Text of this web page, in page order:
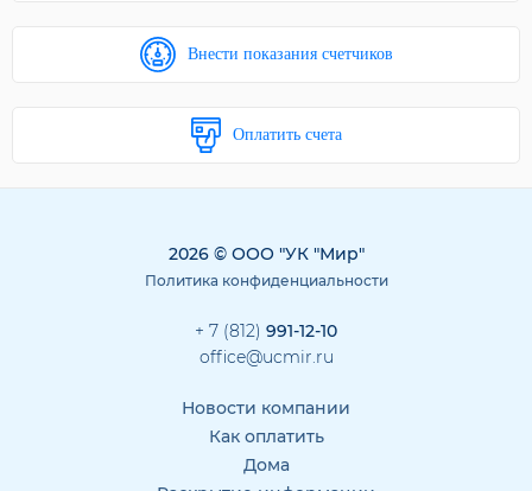
Внести показания счетчиков
Оплатить счета
2026 © ООО "УК "Мир"
Политика конфиденциальности
+ 7 (812) 991-12-10
office@ucmir.ru
Новости компании
Как оплатить
Дома